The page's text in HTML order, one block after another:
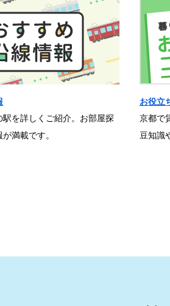
を詳しくご紹介。お部屋探
満載です。
お役立
京都で
豆知識